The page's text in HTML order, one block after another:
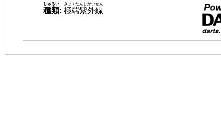
種類
しゅるい
: 極端紫外線
きょくたんしがいせん